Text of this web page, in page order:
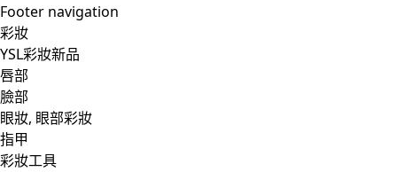
Footer navigation
彩妝
YSL彩妝新品
唇部
臉部
眼妝, 眼部彩妝
指甲
彩妝工具